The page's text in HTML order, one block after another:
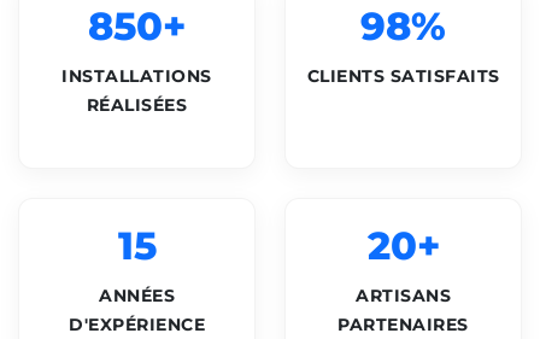
850+
INSTALLATIONS
RÉALISÉES
98%
CLIENTS SATISFAITS
15
ANNÉES
D'EXPÉRIENCE
20+
ARTISANS
PARTENAIRES